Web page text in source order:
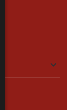
keyboard_arrow_down